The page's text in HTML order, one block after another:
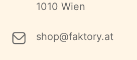
1010 Wien
shop@faktory.at